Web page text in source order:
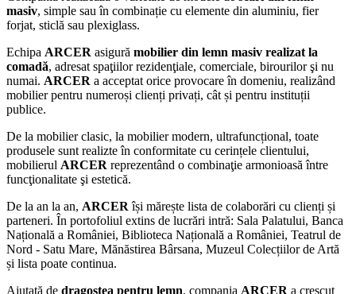
masiv, simple sau în combinație cu elemente din aluminiu, fier
forjat, sticlă sau plexiglass.
Echipa ARCER asigură mobilier din lemn masiv realizat la
comadă, adresat spaţiilor rezidenţiale, comerciale, birourilor şi nu
numai. ARCER a acceptat orice provocare în domeniu, realizând
mobilier pentru numeroși clienți privați, cât și pentru instituții
publice.
De la mobilier clasic, la mobilier modern, ultrafuncțional, toate
produsele sunt realizte în conformitate cu cerințele clientului,
mobilierul ARCER reprezentând o combinaţie armonioasă între
funcţionalitate şi estetică.
De la an la an, ARCER își mărește lista de colaborări cu clienți și
parteneri. În portofoliul extins de lucrări intră: Sala Palatului, Banca
Națională a României, Biblioteca Națională a României, Teatrul de
Nord - Satu Mare, Mănăstirea Bârsana, Muzeul Colecțiilor de Artă
și lista poate continua.
Ajutată de dragostea pentru lemn, compania ARCER a crescut